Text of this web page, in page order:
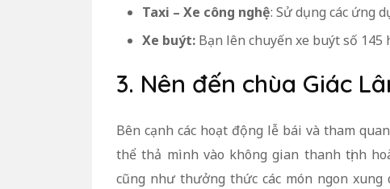
Taxi – Xe công nghệ: Sử dụng các ứng
Xe buýt: Bạn lên chuyến xe buýt số 145
3. Nên đến chùa Giác
Bên cạnh các hoạt động lễ bái và tham
thể thả mình vào không gian thanh tịnh
cũng như thưởng thức các món ngon xung